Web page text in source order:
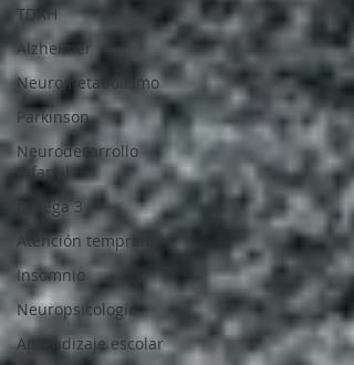
TDAH
Alzheimer
Neurometabolismo
Parkinson
Neurodesarrollo
Infantil
Omega 3
Atención temprana
Insomnio
Neuropsicología
Aprendizaje escolar